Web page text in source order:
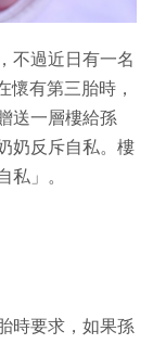
不過近日有一名
懷有第三胎時，
送一層樓給孫
奶反斥自私。樓
私」。
時要求，如果孫